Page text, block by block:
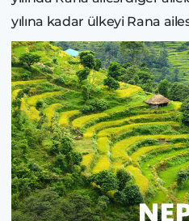
yılına kadar ülkeyi Rana